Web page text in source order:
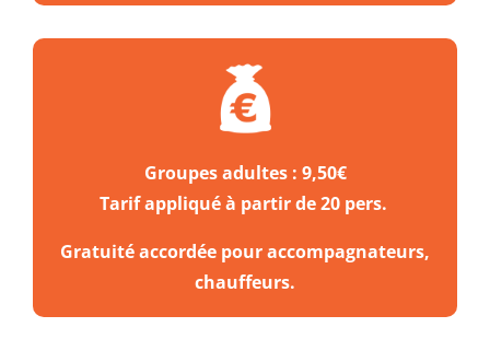
Groupes adultes : 9,50€
Tarif appliqué à partir de 20 pers.
Gratuité accordée pour accompagnateurs,
chauffeurs.